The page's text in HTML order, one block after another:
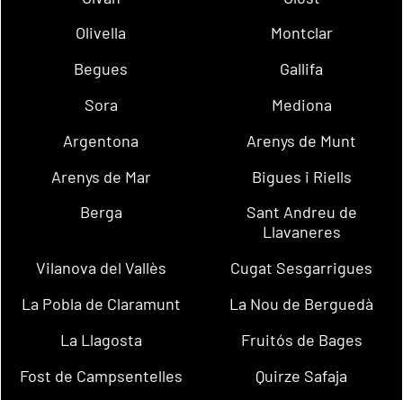
Olivella
Montclar
Begues
Gallifa
Sora
Mediona
Argentona
Arenys de Munt
Arenys de Mar
Bigues i Riells
Berga
Sant Andreu de
Llavaneres
Vilanova del Vallès
Cugat Sesgarrigues
La Pobla de Claramunt
La Nou de Berguedà
La Llagosta
Fruitós de Bages
Fost de Campsentelles
Quirze Safaja